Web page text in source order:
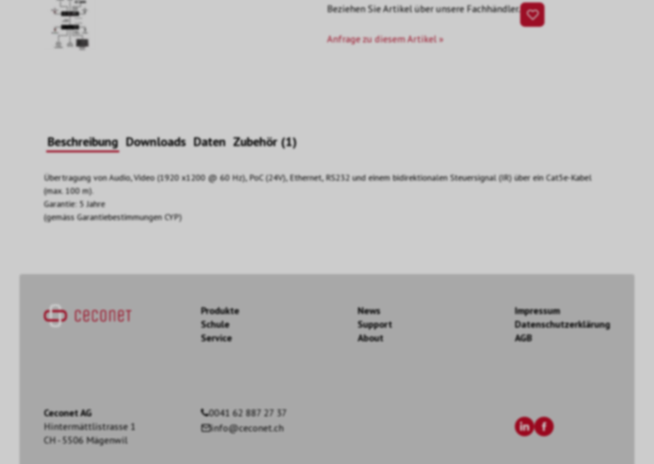
Beziehen Sie Artikel über unsere Fachhändler.
Anfrage zu diesem Artikel »
Beschreibung Downloads Daten Zubehör (1)
Übertragung von Audio, Video (1920 x1200 @ 60 Hz), PoC (24V), Ethernet, RS232 und einem bidirektionalen Steuersignal (IR) über ein Cat5e-Kabel
(max. 100 m).
Garantie: 5 Jahre
(gemäss Garantiebestimmungen CYP)
Produkte
Schule
Service
News
Support
About
Impressum
Datenschutzerklärung
AGB
Ceconet AG
Hintermättlistrasse 1
CH - 5506 Mägenwil
0041 62 887 27 37
info@ceconet.ch